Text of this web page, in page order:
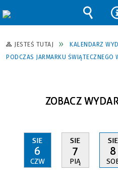
JESTEŚ TUTAJ KALENDARZ
PODCZAS JARMARKU ŚWIĄTECZNEGO
ZOBACZ
SIE
6
CZW
SIE
7
PIĄ
SIE
8